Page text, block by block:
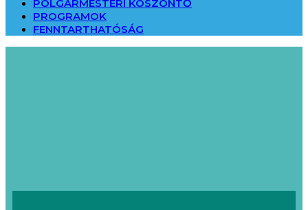
POLGÁRMESTERI KÖSZÖNTŐ
PROGRAMOK
FENNTARTHATÓSÁG